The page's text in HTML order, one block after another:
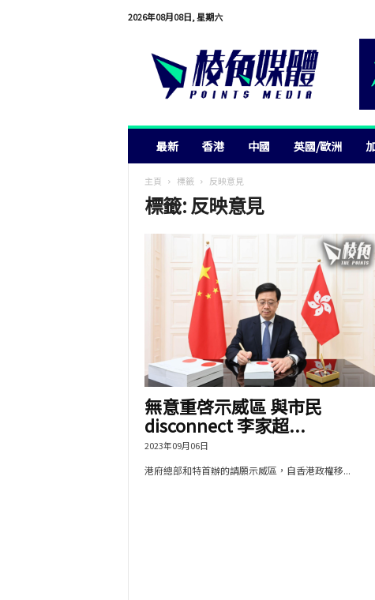
2026年08月08日, 星期六
最新 香港 中國 英國/歐洲
主頁 標籤 反映意見
標籤: 反映意見
無意重啓示威區 與市民
disconnect 李家超...
2023年09月06日
港府總部和特首辦的請願示威區，自香港政權移...